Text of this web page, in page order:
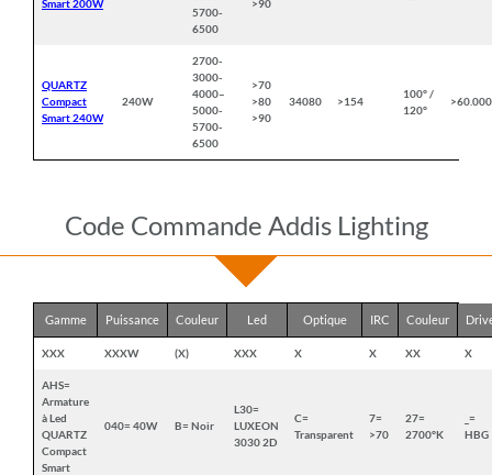
Smart 200W
5700-
6500
>90
QUARTZ
Compact
Smart 240W
240W
2700-
3000-
4000–
5000-
5700-
6500
>70
>80
>90
34080 >154
100° /
120°
Code Commande Addis Lighting
Gamme Puissance Couleur Led Optique IRC Couleur
XXX XXXW (X) XXX X X XX X
AHS=
Armature
à Led
QUARTZ
Compact
Smart
040= 40W B= Noir
L30=
LUXEON
3030 2D
C=
Transparent
7=
>70
27=
2700°K
_=
HBG